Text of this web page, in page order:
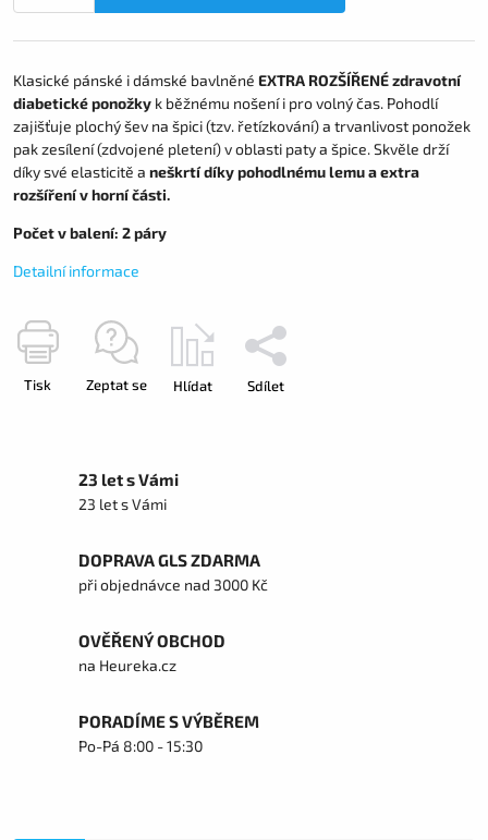
Klasické pánské i dámské bavlněné EXTRA ROZŠÍŘENÉ zdravotní
diabetické ponožky k běžnému nošení i pro volný čas. Pohodlí
zajišťuje plochý šev na špici (tzv. řetízkování) a trvanlivost ponožek
pak zesílení (zdvojené pletení) v oblasti paty a špice. Skvěle drží
díky své elasticitě a neškrtí díky pohodlnému lemu a extra
rozšíření v horní části.
Počet v balení: 2 páry
Detailní informace
Tisk Zeptat se Hlídat Sdílet
23 let s Vámi
23 let s Vámi
DOPRAVA GLS ZDARMA
při objednávce nad 3000 Kč
OVĚŘENÝ OBCHOD
na Heureka.cz
PORADÍME S VÝBĚREM
Po-Pá 8:00 - 15:30